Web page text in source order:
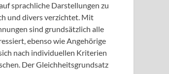
sprachliche Darstellungen zu
und divers verzichtet. Mit
sind grundsätzlich alle
ebenso wie Angehörige
nach individuellen Kriterien
Der Gleichheitsgrundsatz